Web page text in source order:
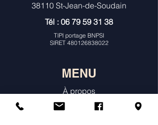
38110 St-Jean-de-Soudain
Tél : 06 79 59 31 38
TIPI portage BNPSI
SIRET 480126838022
MENU
À propos
Consultations Individuelles & Histoire